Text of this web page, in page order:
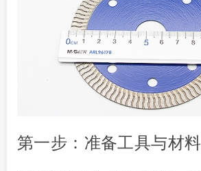
第一步：准备工具与材料